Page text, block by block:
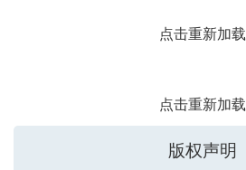
点击重新加载
点击重新加载
版权声明